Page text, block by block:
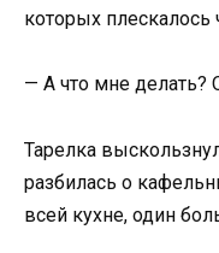
которых плескалось
— А что мне делать?
Тарелка
разбилась о
всей кухне, один